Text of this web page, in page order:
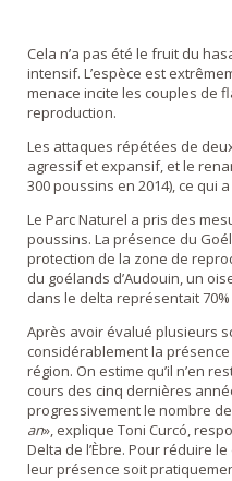
Cela n’a pas été le fruit du
intensif. L’espèce est
menace incite les couples de
reproduction.
Les attaques répétées de
agressif et expansif, et le
300 poussins en 2014), ce
Le Parc Naturel a pris des
poussins. La présence du
protection de la zone de
du goélands d’Audouin, un
dans le delta représentait
Après avoir évalué plusieurs
considérablement la
région. On estime qu’il n’en
cours des cinq dernières
progressivement le nombre
an», explique Toni Curcó,
Delta de l’Èbre. Pour réduire
leur présence soit